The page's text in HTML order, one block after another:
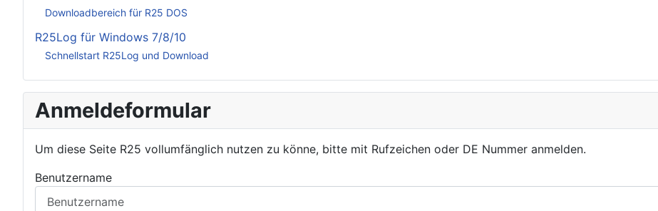
Downloadbereich für R25 DOS
R25Log für Windows 7/8/10
Schnellstart R25Log und Download
Anmeldeformular
Um diese Seite R25 vollumfänglich nutzen zu könne, bitte mit Rufzeichen oder DE Nummer anmelden.
Benutzername